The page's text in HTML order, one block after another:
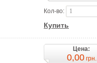
Кол-во:
Купить
Цена:
0,00грн.